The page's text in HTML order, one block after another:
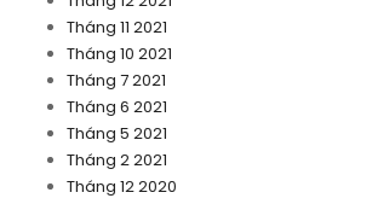
Tháng 11 2021
Tháng 10 2021
Tháng 7 2021
Tháng 6 2021
Tháng 5 2021
Tháng 2 2021
Tháng 12 2020